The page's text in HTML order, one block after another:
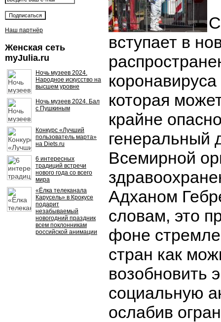
Наш партнёр
Женская сеть
myJulia.ru
Ночь музеев 2024.
Народное искусство на
высшем уровне
Ночь музеев 2024. Бал
с Пушкиным
Конкурс «Лучший
пользователь марта»
на Diets.ru
6 интересных
традиций встречи
нового года со всего
мира
«Ёлка телеканала
Карусель» в Крокусе
подарит
незабываемый
новогодний праздник
всем поклонникам
российской анимации
вступает в
которая
крайне
генеральный
Всемирной
Адханом
словам, это
фоне
стран как
возобновить
социальную
ослабив